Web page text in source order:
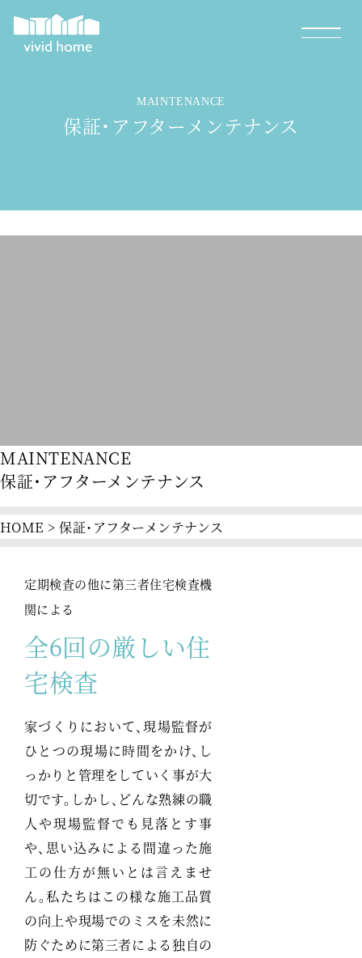
MAINTENANCE
保証・アフターメンテナンス
MAINTENANCE
保証・アフターメンテナンス
HOME >保証・アフターメンテナンス
定期検査の他に第三者住宅検査機
関による
全6回の厳しい住
宅検査
家づくりにおいて、現場監督が
ひとつの現場に時間をかけ、し
っかりと管理をしていく事が大
切です。しかし、どんな熟練の職
人や現場監督でも見落とす事
や、思い込みによる間違った施
工の仕方が無いとは言えませ
ん。私たちはこの様な施工品質
の向上や現場でのミスを未然に
防ぐために第三者による独自の